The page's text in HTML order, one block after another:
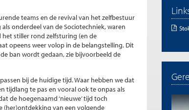
teams en de revival van het zelfbestuur
onderdeel van de Sociotechniek, waren
stiller rond zelfsturing (en de
opeens weer volop in de belangstelling. Dit
ban wordt gedaan, zie bijvoorbeeld de
bij de huidige tijd. Waar hebben we dat
tijdlang te pas en vooral ook te onpas als
de hoegenaamd ‘nieuwe’ tijd toch
(her)ontdekking van een volgende